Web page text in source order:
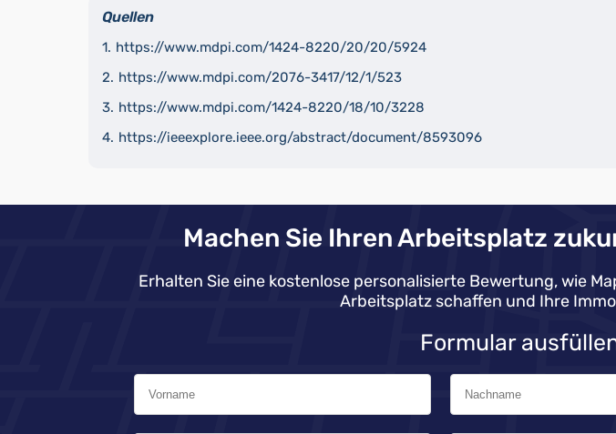
Quellen
https://www.mdpi.com/1424-8220/20/20/5924
https://www.mdpi.com/2076-3417/12/1/523
https://www.mdpi.com/1424-8220/18/10/3228
https://ieeexplore.ieee.org/abstract/document/8593096
Machen Sie Ihren Arbeitsplatz
Erhalten Sie eine kostenlose personalisierte Bewertung, wie
Arbeitsplatz schaffen und Ihre
Formular